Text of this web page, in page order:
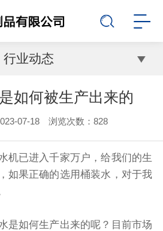
行业动态
如何被生产出来的
07-18 浏览次数： 828
机已进入千家万户，给我们的生
如果正确的选用桶装水，对于我
是如何生产出来的呢？目前市场